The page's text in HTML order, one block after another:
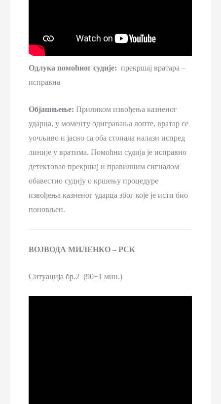
Одлука помоћног судије: прекршај вратара –
исправна
Објашњење: Приликом извођења казненог
ударца, у моменту одигравања лопте, вратар се
уочљиво и јасно са оба стопала налази испред
линије у вратима. Помоћни судија је исправно
детектовао прекршај и правилним сигналом
обавестио судију о кршењу процедуре
извођења казненог ударца због које је исти био
поновљен.
ВОЈВОДА МИЛЕНКО – РСК
Ситуација бр.2 (90+1 мин.)